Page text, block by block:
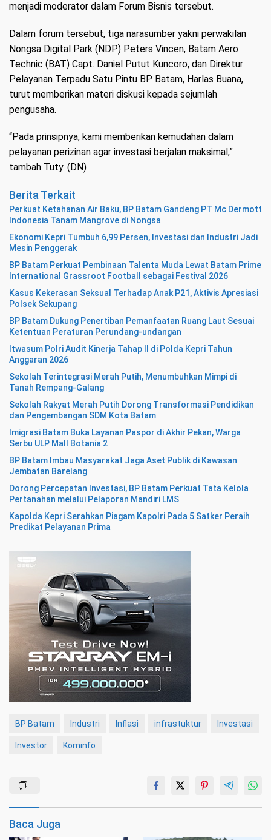
menjadi moderator dalam Forum Bisnis tersebut.
Dalam forum tersebut, tiga narasumber yakni perwakilan
Nongsa Digital Park (NDP) Peters Vincen, Batam Aero
Technic (BAT) Capt. Daniel Putut Kuncoro, dan Direktur
Pelayanan Terpadu Satu Pintu BP Batam, Harlas Buana,
turut memberikan materi diskusi kepada sejumlah
pengusaha.
“Pada prinsipnya, kami memberikan kemudahan dalam
pelayanan perizinan agar investasi berjalan maksimal,”
tambah Tuty. (DN)
Berita Terkait
Perkuat Ketahanan Air Baku, BP Batam Gandeng PT Mc Dermott
Indonesia Tanam Mangrove di Nongsa
Ekonomi Kepri Tumbuh 6,99 Persen, Investasi dan Industri Jadi
Mesin Penggerak
BP Batam Perkuat Pembinaan Talenta Muda Lewat Batam Prime
International Grassroot Football sebagai Festival 2026
Kasus Kekerasan Seksual Terhadap Anak P21, Aktivis Apresiasi
Polsek Sekupang
BP Batam Dukung Penertiban Pemanfaatan Ruang Laut Sesuai
Ketentuan Peraturan Perundang-undangan
Itwasum Polri Audit Kinerja Tahap II di Polda Kepri Tahun
Anggaran 2026
Sekolah Terintegrasi Merah Putih, Menumbuhkan Mimpi di
Tanah Rempang-Galang
Sekolah Rakyat Merah Putih Dorong Transformasi Pendidikan
dan Pengembangan SDM Kota Batam
Imigrasi Batam Buka Layanan Paspor di Akhir Pekan, Warga
Serbu ULP Mall Botania 2
BP Batam Imbau Masyarakat Jaga Aset Publik di Kawasan
Jembatan Barelang
Dorong Percepatan Investasi, BP Batam Perkuat Tata Kelola
Pertanahan melalui Pelaporan Mandiri LMS
Kapolda Kepri Serahkan Piagam Kapolri Pada 5 Satker Peraih
Predikat Pelayanan Prima
BP Batam Industri Inflasi infrastuktur Investasi
Investor Kominfo
Baca Juga